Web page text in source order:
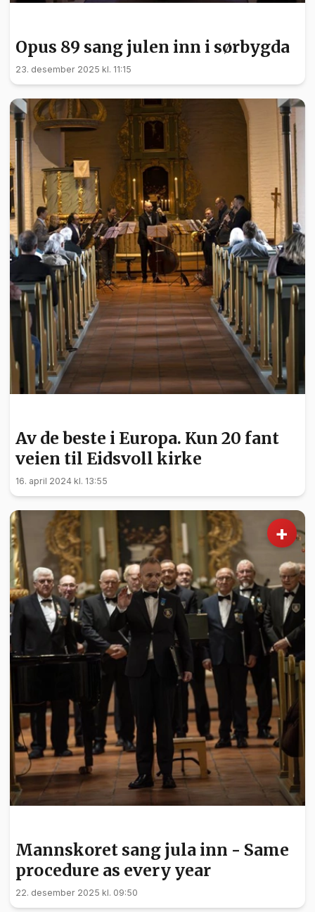
Opus 89 sang julen inn i sørbygda
23. desember 2025 kl. 11:15
Av de beste i Europa. Kun 20 fant
veien til Eidsvoll kirke
16. april 2024 kl. 13:55
+
Mannskoret sang jula inn - Same
procedure as every year
22. desember 2025 kl. 09:50